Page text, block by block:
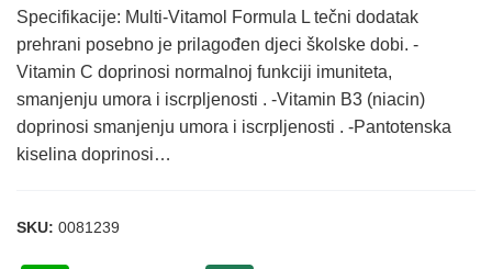
Specifikacije: Multi-Vitamol Formula L tečni dodatak
prehrani posebno je prilagođen djeci školske dobi. -
Vitamin C doprinosi normalnoj funkciji imuniteta,
smanjenju umora i iscrpljenosti . -Vitamin B3 (niacin)
doprinosi smanjenju umora i iscrpljenosti . -Pantotenska
kiselina doprinosi…
SKU: 0081239